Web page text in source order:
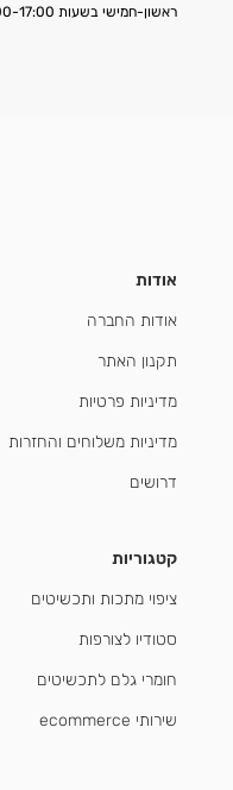
ראשון-חמישי בשעות 09:00-17:00 | ניתן ליצור קשר במספר
אודות
אודות החברה
תקנון האתר
מדיניות פרטיות
מדיניות משלוחים והחזרות
דרושים
קטגוריות
ציפוי מתכות ותכשיטים
סטודיו לצורפות
חומרי גלם לתכשיטים
שירותי ecommerce